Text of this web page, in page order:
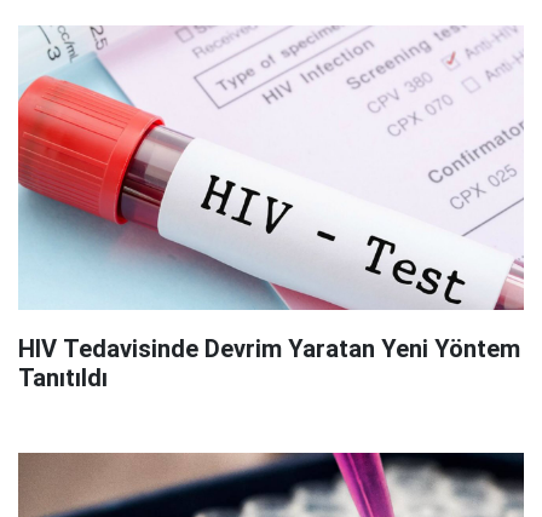
HIV Tedavisinde Devrim Yaratan Yeni Yöntem
Tanıtıldı